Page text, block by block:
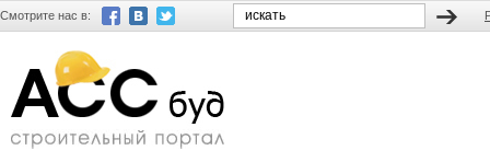
Смотрите нас в: